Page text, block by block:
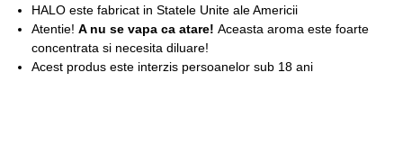
HALO este fabricat in Statele Unite ale Americii
Atentie! A nu se vapa ca atare! Aceasta aroma este foarte
concentrata si necesita diluare!
Acest produs este interzis persoanelor sub 18 ani